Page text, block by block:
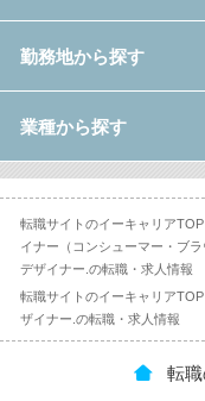
勤務地から探す
業種から探す
転職サイトのイーキャリアTOP
イナー（コンシューマー・ブ
デザイナー.の転職・求人情報
転職サイトのイーキャリアTOP
ザイナー.の転職・求人情報
転